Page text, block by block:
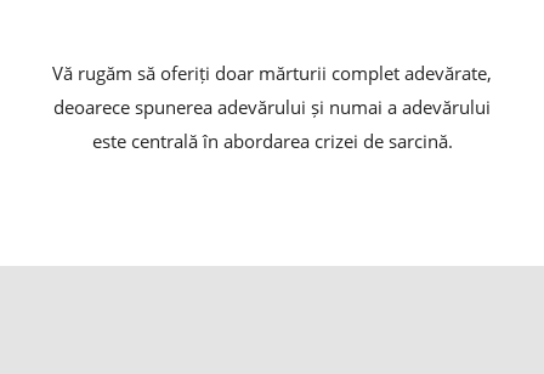
Vă rugăm să oferiți doar mărturii complet adevărate,
deoarece spunerea adevărului și numai a adevărului
este centrală în abordarea crizei de sarcină.